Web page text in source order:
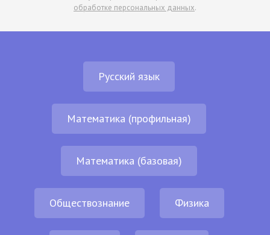
обработке персональных данных.
Русский язык
Математика (профильная)
Математика (базовая)
Обществознание Физика